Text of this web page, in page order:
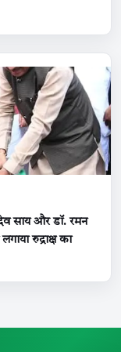
साय और डॉ. रमन
रुद्राक्ष का